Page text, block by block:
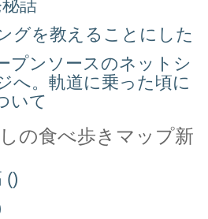
話
グを教えることにした
プンソースのネットシ
へ。軌道に乗った頃に
いて
の食べ歩きマップ新
()